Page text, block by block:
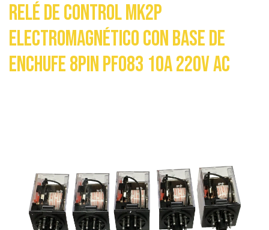
Relé de control MK2P
electromagnético con base de
enchufe 8PIN PF083 10A 220V AC